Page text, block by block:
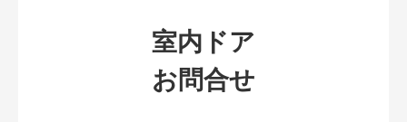
室内ドア
お問合せ